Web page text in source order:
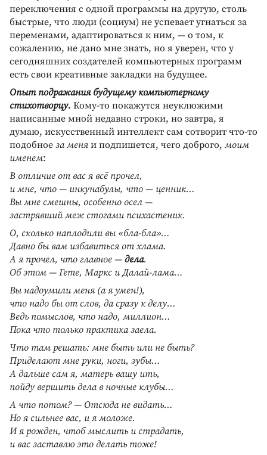
переключения с одной программы на другую, столь
быстрые, что люди (социум) не успевает угнаться за
переменами, адаптироваться к ним, — о том, к
сожалению, не дано мне знать, но я уверен, что у
сегодняшних создателей компьютерных программ
есть свои креативные закладки на будущее.
Опыт подражания будущему компьютерному
стихотворцу. Кому-то покажутся неуклюжими
написанные мной недавно строки, но завтра, я
думаю, искусственный интеллект сам сотворит что-то
подобное за меня и подпишется, чего доброго, моим
именем:
В отличие от вас я всё прочел,
и мне, что — инкунабулы, что — ценник…
Вы мне смешны, особенно осел —
застрявший меж стогами психастеник.
О, сколько наплодили вы «бла-бла»…
Давно бы вам избавиться от хлама.
А я прочел, что главное — дела.
Об этом — Гете, Маркс и Далай-лама…
Вы надоумили меня (а я умен!),
что надо бы от слов, да сразу к делу…
Ведь помыслов, что надо, миллион…
Пока что только практика заела.
Что там решать: мне быть или не быть?
Приделают мне руки, ноги, зубы…
А дальше сам я, матерь вашу ить,
пойду вершить дела в ночные клубы…
А что потом? — Отсюда не видать…
Но я сильнее вас, и я моложе.
И я рожден, чтоб мыслить и страдать,
и вас заставлю это делать тоже!